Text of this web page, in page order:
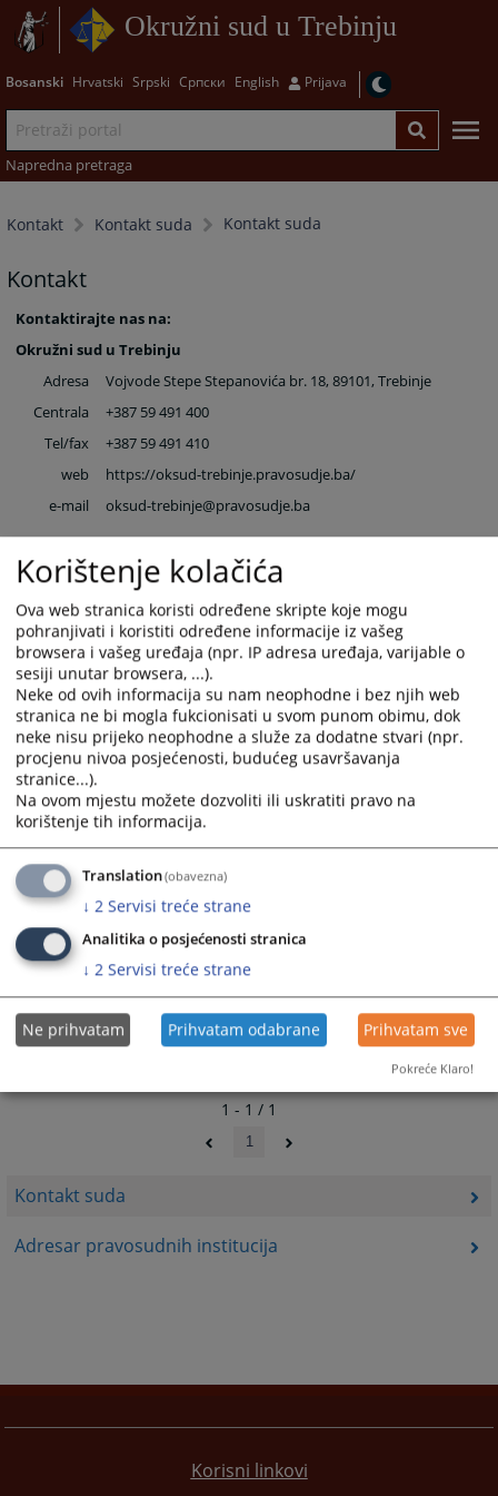
Okružni sud u Trebinju
Bosanski Hrvatski Srpski Српски English Prijava
Napredna pretraga
Kontakt Kontakt suda Kontakt suda
Kontakt suda
Adresar pravosudnih institucija
Kontakt
Kontaktirajte nas na:
Okružni sud u Trebinju
Adresa
Vojvode Stepe Stepanovića br. 18, 89101, Trebinje
Centrala
+387 59 491 400
Tel/fax
+387 59 491 410
web
https://oksud-trebinje.pravosudje.ba/
e-mail
oksud-trebinje@pravosudje.ba
ili za sve zaposlene u sudu:
ime.prezime@pravosudje.ba
npr. marko.maric@pravosudje.ba
Centar za podršku svjedocima
tel
+387 59 491 413
e-mail
podrska-svjedocima.tb@pravosudje.ba
6702PREGLEDA
1 - 1 / 1
1
Korisni linkovi
Korištenje kolačića
Ova web stranica koristi određene skripte koje mogu
pohranjivati i koristiti određene informacije iz vašeg
browsera i vašeg uređaja (npr. IP adresa uređaja, varijable o
sesiji unutar browsera, ...).
Neke od ovih informacija su nam neophodne i bez njih web
stranica ne bi mogla fukcionisati u svom punom obimu, dok
neke nisu prijeko neophodne a služe za dodatne stvari (npr.
procjenu nivoa posjećenosti, budućeg usavršavanja
stranice...).
Na ovom mjestu možete dozvoliti ili uskratiti pravo na
korištenje tih informacija.
Translation(obavezna)
↓ 2 Servisi treće strane
Analitika o posjećenosti stranica
↓ 2 Servisi treće strane
Ne prihvatam Prihvatam odabrane Prihvatam sve
Pokreće Klaro!